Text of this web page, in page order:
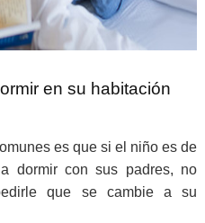
en su habitación
es que si el niño es de
dormir con sus padres, no
que se cambie a su